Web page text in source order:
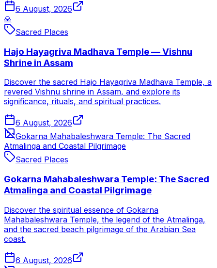
6 August, 2026
🙏
Sacred Places
Hajo Hayagriva Madhava Temple — Vishnu
Shrine in Assam
Discover the sacred Hajo Hayagriva Madhava Temple, a
revered Vishnu shrine in Assam, and explore its
significance, rituals, and spiritual practices.
6 August, 2026
Gokarna Mahabaleshwara Temple: The Sacred
Atmalinga and Coastal Pilgrimage
Sacred Places
Gokarna Mahabaleshwara Temple: The Sacred
Atmalinga and Coastal Pilgrimage
Discover the spiritual essence of Gokarna
Mahabaleshwara Temple, the legend of the Atmalinga,
and the sacred beach pilgrimage of the Arabian Sea
coast.
6 August, 2026